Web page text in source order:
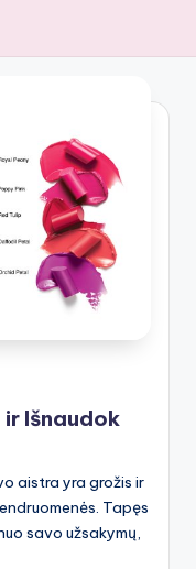
ir Išnaudok
aistra yra grožis ir
Tapęs
savo užsakymų,